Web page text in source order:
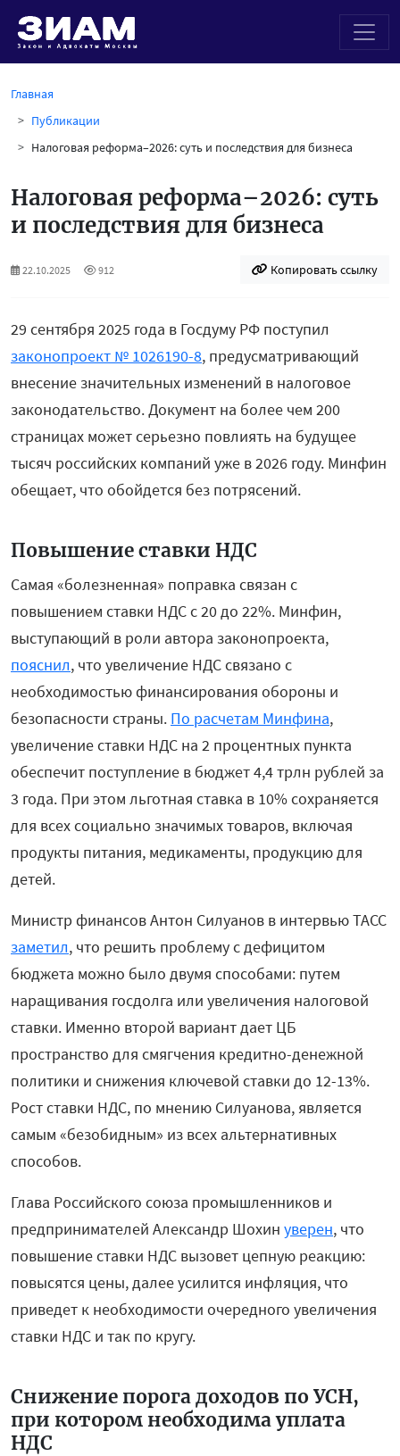
Главная
Публикации
Налоговая реформа–2026: суть и последствия для бизнеса
Налоговая реформа–2026: суть
и последствия для бизнеса
22.10.2025 912 Копировать ссылку
29 сентября 2025 года в Госдуму РФ поступил
законопроект № 1026190-8, предусматривающий
внесение значительных изменений в налоговое
законодательство. Документ на более чем 200
страницах может серьезно повлиять на будущее
тысяч российских компаний уже в 2026 году. Минфин
обещает, что обойдется без потрясений.
Повышение ставки НДС
Самая «болезненная» поправка связан с
повышением ставки НДС с 20 до 22%. Минфин,
выступающий в роли автора законопроекта,
пояснил, что увеличение НДС связано с
необходимостью финансирования обороны и
безопасности страны. По расчетам Минфина,
увеличение ставки НДС на 2 процентных пункта
обеспечит поступление в бюджет 4,4 трлн рублей за
3 года. При этом льготная ставка в 10% сохраняется
для всех социально значимых товаров, включая
продукты питания, медикаменты, продукцию для
детей.
Министр финансов Антон Силуанов в интервью ТАСС
заметил, что решить проблему с дефицитом
бюджета можно было двумя способами: путем
наращивания госдолга или увеличения налоговой
ставки. Именно второй вариант дает ЦБ
пространство для смягчения кредитно-денежной
политики и снижения ключевой ставки до 12-13%.
Рост ставки НДС, по мнению Силуанова, является
самым «безобидным» из всех альтернативных
способов.
Глава Российского союза промышленников и
предпринимателей Александр Шохин уверен, что
повышение ставки НДС вызовет цепную реакцию:
повысятся цены, далее усилится инфляция, что
приведет к необходимости очередного увеличения
ставки НДС и так по кругу.
Снижение порога доходов по УСН,
при котором необходима уплата
НДС